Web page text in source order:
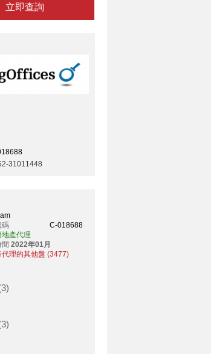
立即查詢
31011448
碼
C-018688
地產代理
2022年01月
代理的其他盤 (3477)